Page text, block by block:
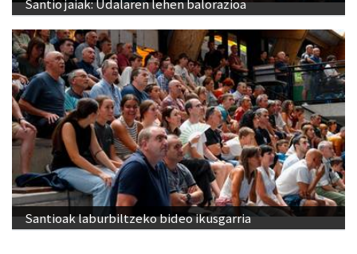
Santio jaiak: Udalaren lehen balorazioa
Santioak laburbiltzeko bideo ikusgarria